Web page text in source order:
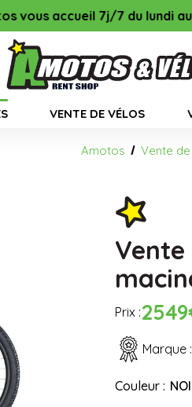
au samedi de 9h à 13h &
VENTE DE VÉLOS
Amotos Vente
Vente
Prix :
Marque :
Couleur :